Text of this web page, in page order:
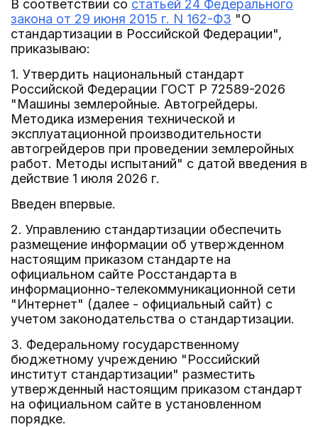
В соответствии со статьей 24 Федерального
закона от 29 июня 2015 г. N 162-ФЗ "О
стандартизации в Российской Федерации",
приказываю:
1. Утвердить национальный стандарт
Российской Федерации ГОСТ Р 72589-2026
"Машины землеройные. Автогрейдеры.
Методика измерения технической и
эксплуатационной производительности
автогрейдеров при проведении землеройных
работ. Методы испытаний" с датой введения в
действие 1 июля 2026 г.
Введен впервые.
2. Управлению стандартизации обеспечить
размещение информации об утвержденном
настоящим приказом стандарте на
официальном сайте Росстандарта в
информационно-телекоммуникационной сети
"Интернет" (далее - официальный сайт) с
учетом законодательства о стандартизации.
3. Федеральному государственному
бюджетному учреждению "Российский
институт стандартизации" разместить
утвержденный настоящим приказом стандарт
на официальном сайте в установленном
порядке.